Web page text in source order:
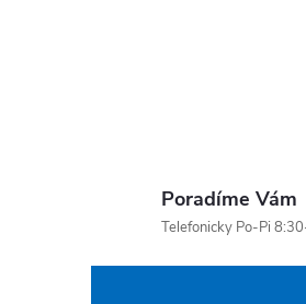
Poradíme Vám
Telefonicky Po-Pi